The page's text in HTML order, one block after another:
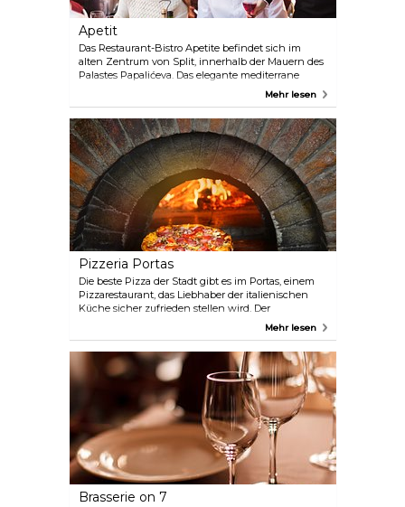
Apetit
Das Restaurant-Bistro Apetite befindet sich im
alten Zentrum von Split, innerhalb der Mauern des
Palastes Papalićeva. Das elegante mediterrane
Interieur wird durch die Aromen der lokalen Küche
Meeresfrüchte und das vor Ort angebaute Gemüse
verleihen den Gerichten, die Tradition mit
innovativen Techniken verbinden, eine besondere
Note.
Mehr lesen
Pizzeria Portas
Die beste Pizza der Stadt gibt es im Portas, einem
Pizzarestaurant, das Liebhaber der italienischen
Küche sicher zufrieden stellen wird. Der
stimmungsvolle Innenhof ist mit üppigen
ein Date.
Mehr lesen
Brasserie on 7